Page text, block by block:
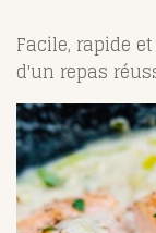
Facile, rapide
d'un repas